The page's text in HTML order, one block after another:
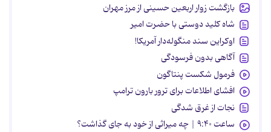
بازگشت زوار اربعین حسینی از مرز مهران
شاه کلید دوستی با حضرت امیر
اوکراین سند منگوله‌دار آمریکا!
آگاهی بدون فرسودگی
فرمول شکست پنتاگون
افشای اطلاعات برای ترور بارون ترامپ
نجات از غرق شدگی
ساعت ۹:۴۰ | چه میراثی از خود به جای گذاشت؟